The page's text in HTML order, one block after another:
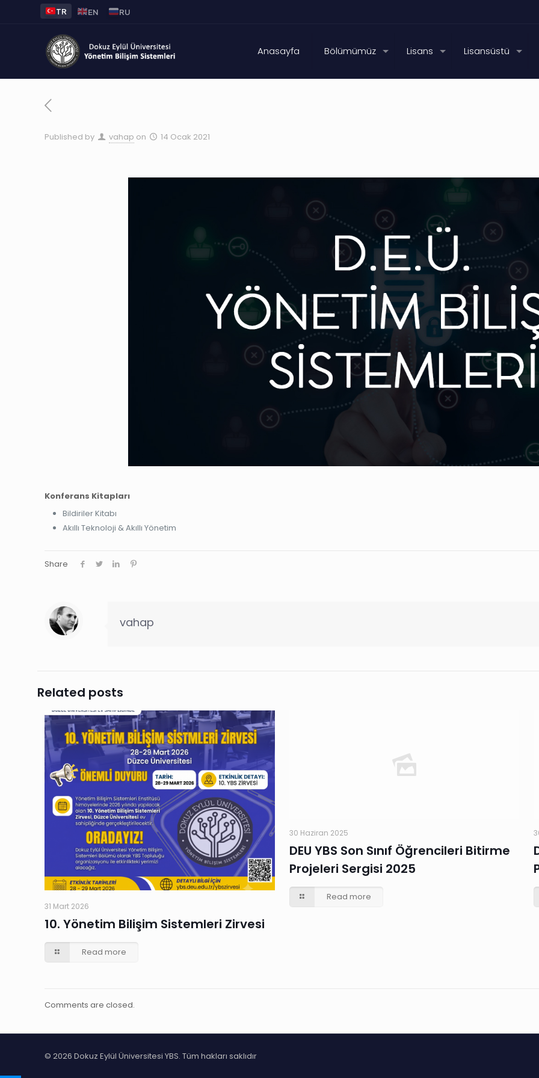
TR EN RU
Anasayfa Bölümümüz Lisans Lisansüstü
Published by vahap on 14 Ocak 2021
Konferans Kitapları
Bildiriler Kitabı
Akıllı Teknoloji & Akıllı Yönetim
Share
vahap
Related posts
31 Mart 2026
10. Yönetim Bilişim Sistemleri Zirvesi
Read more
30 Haziran 2025
DEU YBS Son Sınıf Öğrencileri Bitirme
Projeleri Sergisi 2025
Read more
Comments are closed.
© 2026 Dokuz Eylül Üniversitesi YBS. Tüm hakları saklıdır